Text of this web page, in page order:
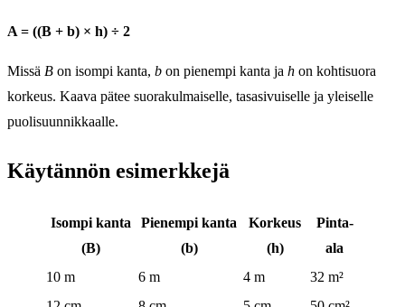
A = ((B + b) × h) ÷ 2
Missä B on isompi kanta, b on pienempi kanta ja h on kohtisuora
korkeus. Kaava pätee suorakulmaiselle, tasasivuiselle ja yleiselle
puolisuunnikkaalle.
Käytännön esimerkkejä
Isompi kanta
(B)
Pienempi kanta
(b)
Korkeus
(h)
Pinta-
ala
10 m
6 m 4 m
32 m²